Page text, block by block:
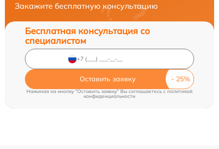
Закажите бесплатную консультацию
Бесплатная консультация со
специалистом
Оставить заявку
Нажимая на кнопку "Оставить заявку" Вы соглашаетесь cполитикой
конфиденциальности